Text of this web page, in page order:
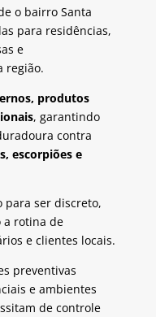
o bairro Santa
para residências,
e
região.
produtos
, garantindo
contra
escorpiões e
para ser discreto,
a rotina de
e clientes locais.
preventivas
e ambientes
de controle